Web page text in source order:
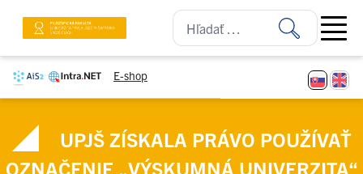
E-shop
Open
UPJŠ ZÍSKALA PRÁVO POUŽÍVAŤ
OZNAČENIE „VÝSKUMNÁ UNIVERZITA“